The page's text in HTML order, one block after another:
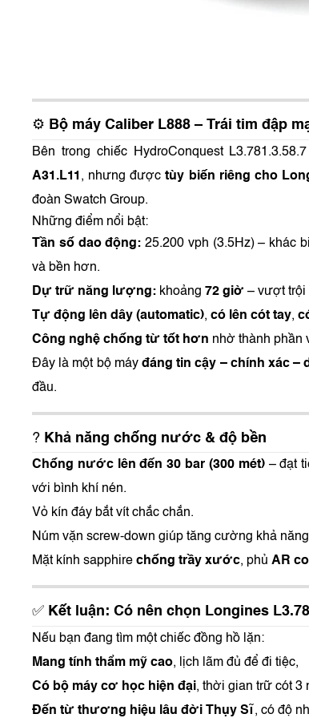
⚙️ Bộ máy Caliber L888 – Trái tim đập
Bên trong chiếc HydroConquest
A31.L11 , nhưng đượctùy biến riêng cho
đoàn Swatch Group.
Những điểm nổi bật:
Tần số dao động: 25.200 vph (3.5Hz) – khác
và bền hơn.
Dự trữ năng lượng: khoảng 72 giờ – vượt trội
Tự động lên dây (automatic), có lên cót tay,
Công nghệ chống từ tốt hơn nhờ thành phần
Đây là một bộ máy đáng tin cậy – chính xác –
đầu.
? Khả năng chống nước & độ bền
Chống nước lên đến 30 bar (300 mét)– đạt
với bình khí nén.
Vỏ kín đáy bắt vít chắc chắn.
Núm vặn screw-down giúp tăng cường khả
Mặt kính sapphire chống trầy xước, phủ AR
✅ Kết luận: Có nên chọn Longines
Nếu bạn đang tìm một chiếc đồng hồ lặn:
Mang tính thẩm mỹ cao, lịch lãm đủ để đi tiệc,
Có bộ máy cơ học hiện đại, thời gian trữ cót 3
Đến từ thương hiệu lâu đời Thụy Sĩ , có độ